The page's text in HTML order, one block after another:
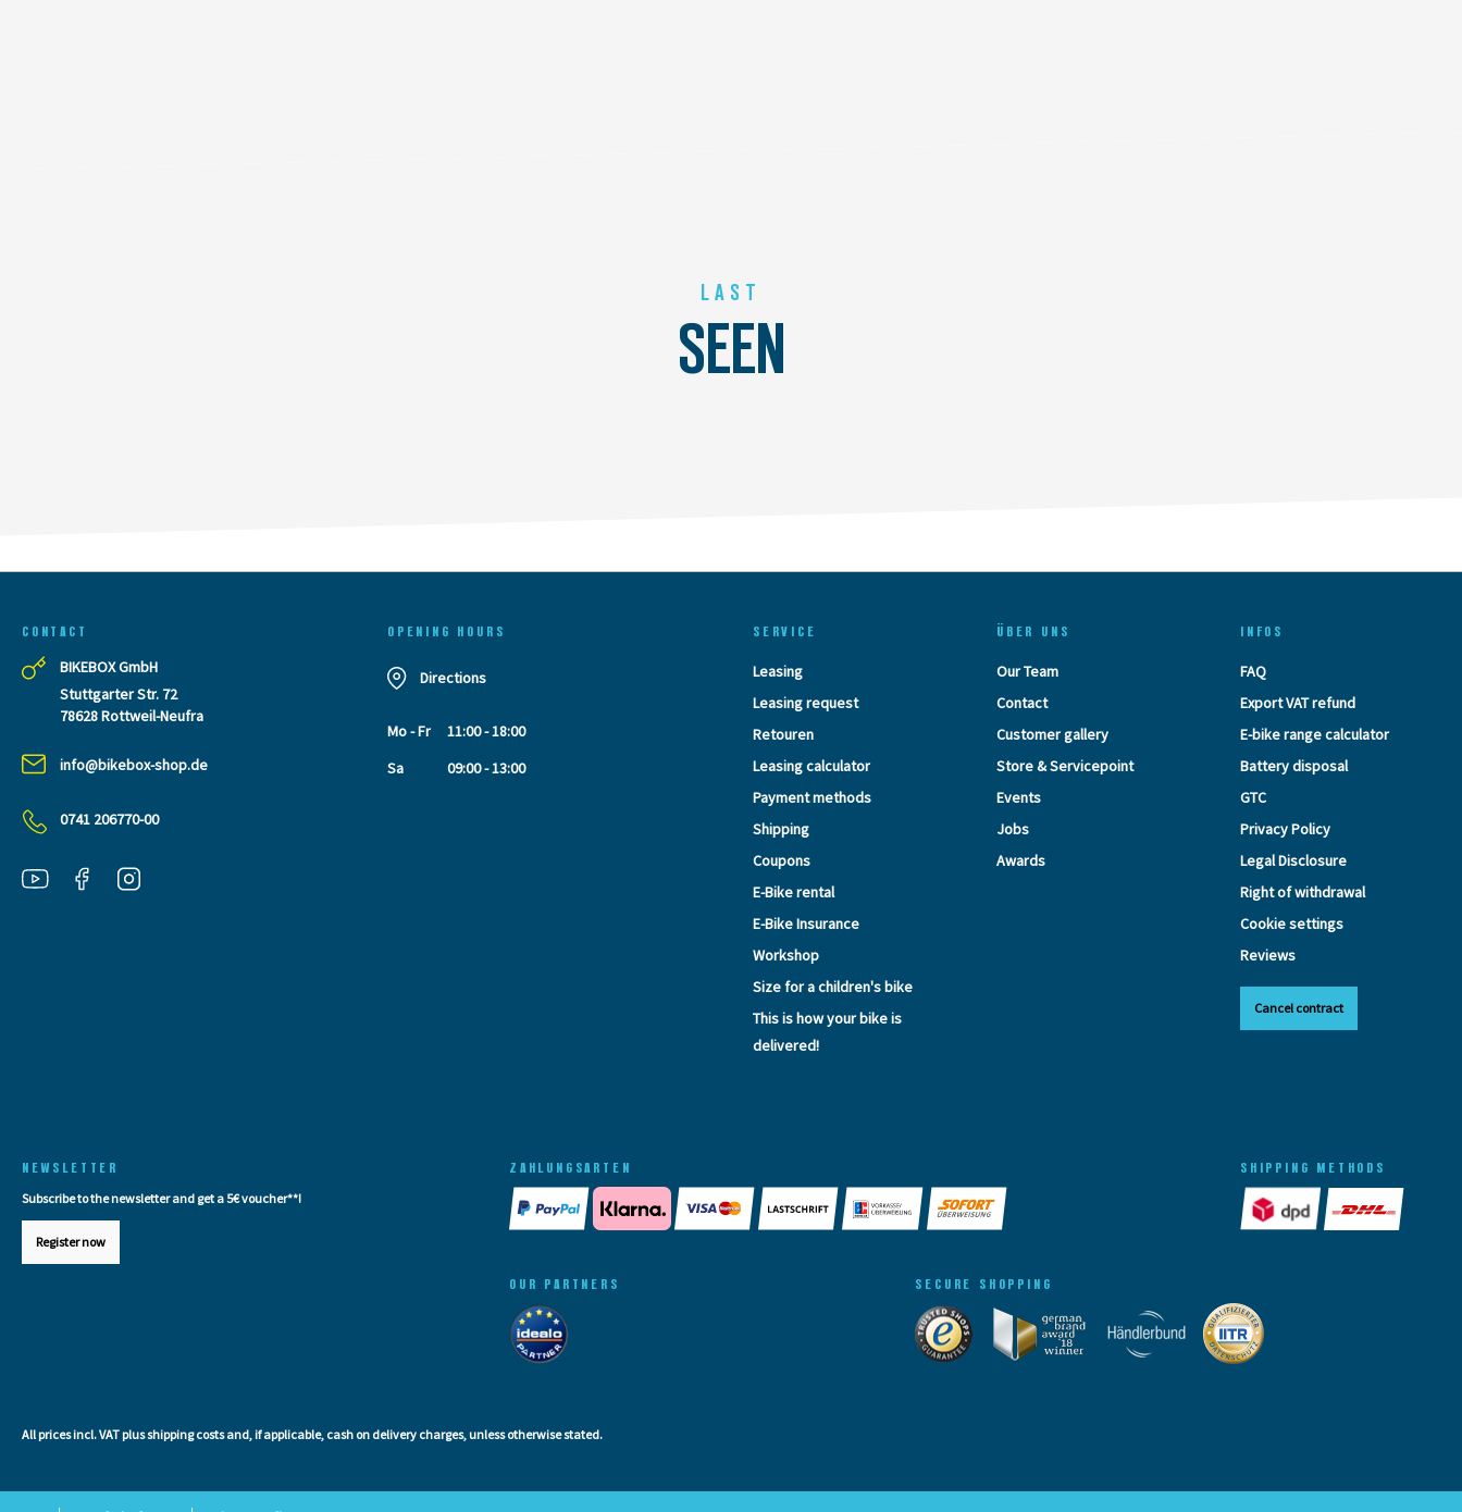
LAST
SEEN
CONTACT
BIKEBOX GmbH
Stuttgarter Str. 72
78628 Rottweil-Neufra
info@bikebox-shop.de
0741 206770-00
OPENING HOURS
Directions
Mo - Fr
11:00 - 18:00
Sa
09:00 - 13:00
SERVICE
Leasing
Leasing request
Retouren
Leasing calculator
Payment methods
Shipping
Coupons
E-Bike rental
E-Bike Insurance
Workshop
Size for a children's bike
This is how your bike is
delivered!
ÜBER UNS
Our Team
Contact
Customer gallery
Store & Servicepoint
Events
Jobs
Awards
INFOS
FAQ
Export VAT refund
E-bike range calculator
Battery disposal
GTC
Privacy Policy
Legal Disclosure
Right of withdrawal
Cookie settings
Reviews
Cancel contract
NEWSLETTER
Subscribe to the newsletter and get a 5€ voucher**!
Register now
ZAHLUNGSARTEN SHIPPING METHODS
OUR PARTNERS SECURE SHOPPING
All prices incl. VAT plusshipping costsand, if applicable, cash on delivery charges, unless otherwise stated.